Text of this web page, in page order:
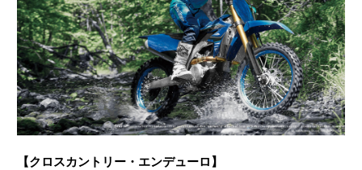
【クロスカントリー・エンデューロ】